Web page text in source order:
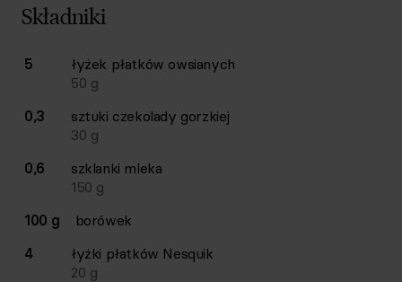
Składniki
Lista składników przepisu z ilościami i wagami
Ilość Składnik
5 łyżek płatków owsianych
50 g
0,3
sztuki czekolady gorzkiej
30 g
0,6
szklanki mleka
150 g
100 g
borówek
4
łyżki płatków Nesquik
20 g